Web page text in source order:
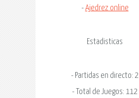
-Ajedrez online
Estadisticas
- Partidas en directo: 2
- Total de Juegos: 112